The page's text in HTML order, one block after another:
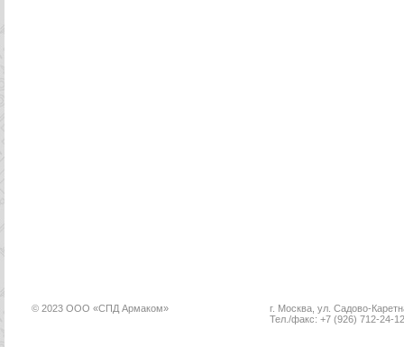
© 2023 ООО «СПД Армаком»
г. Москва, ул. Садово-
Тел./факс: +7 (926) 712-24-12